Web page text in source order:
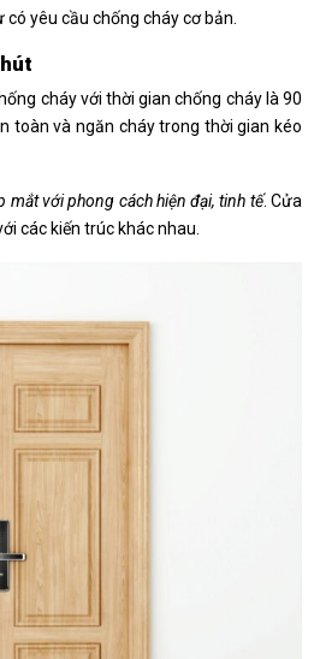
yêu cầu chống cháy cơ bản.
cháy với thời gian chống cháy là 90
toàn và ngăn cháy trong thời gian kéo
mắt với phong cách hiện đại, tinh tế. Cửa
các kiến trúc khác nhau.